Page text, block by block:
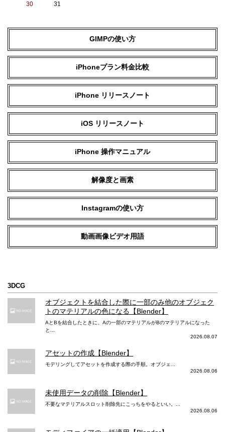
30
31
GIMPの使い方
iPhoneプラン料金比較
iPhone リリースノート
iOS リリースノート
iPhone 操作マニュアル
解像度と画素
Instagramの使い方
動画画像ビデオ用語
3DCG
オブジェクトを結合した際に一部のみ他のオブジェク
トのマテリアルの色になる【Blender】
AとBを結合したときに、Aの一部のマテリアルがBのマテリアルになった
と...
2026.08.07
アセットの作成【Blender】
モデリングしてアセットを作成する際の手順。オブジェ...
2026.08.06
未使用データの削除【Blender】
不要なマテリアルスロット削除先にこっちをやるといい。...
2026.08.06